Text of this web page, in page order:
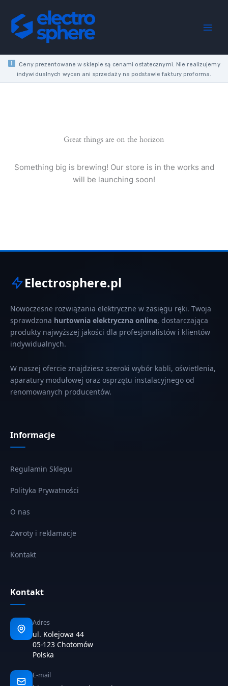
content
Ceny prezentowane w sklepie są cenami ostatecznymi. Nie realizujemy
indywidualnych wycen ani sprzedaży na podstawie faktury proforma.
Great things are on the horizon
Something big is brewing! Our store is in the works and
will be launching soon!
Electrosphere.pl
Nowoczesne rozwiązania elektryczne w zasięgu ręki. Twoja
sprawdzona hurtownia elektryczna online, dostarczająca
produkty najwyższej jakości dla profesjonalistów i klientów
indywidualnych.
W naszej ofercie znajdziesz szeroki wybór kabli, oświetlenia,
aparatury modułowej oraz osprzętu instalacyjnego od
renomowanych producentów.
Informacje
Regulamin Sklepu
Polityka Prywatności
O nas
Zwroty i reklamacje
Kontakt
Kontakt
Adres
ul. Kolejowa 44
05-123 Chotomów
Polska
E-mail